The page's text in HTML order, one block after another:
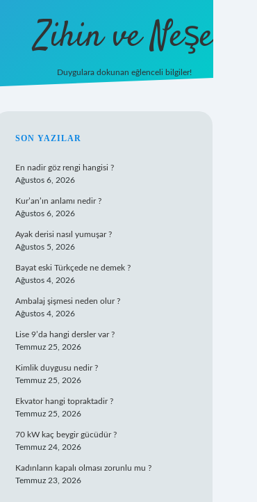
Zihin ve Neşe
Duygulara dokunan eğlenceli bilgiler!
SIDEBAR
SON YAZILAR
En nadir göz rengi hangisi ?
Ağustos 6, 2026
Kur’an’ın anlamı nedir ?
Ağustos 6, 2026
Ayak derisi nasıl yumuşar ?
Ağustos 5, 2026
Bayat eski Türkçede ne demek ?
Ağustos 4, 2026
Ambalaj şişmesi neden olur ?
Ağustos 4, 2026
Lise 9’da hangi dersler var ?
Temmuz 25, 2026
Kimlik duygusu nedir ?
Temmuz 25, 2026
Ekvator hangi topraktadir ?
Temmuz 25, 2026
70 kW kaç beygir gücüdür ?
Temmuz 24, 2026
Kadınların kapalı olması zorunlu mu ?
Temmuz 23, 2026